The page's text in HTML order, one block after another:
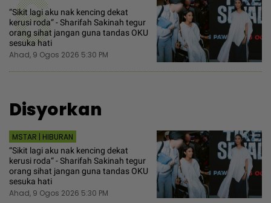
6
“Sikit lagi aku nak kencing dekat
kerusi roda“ - Sharifah Sakinah tegur
orang sihat jangan guna tandas OKU
sesuka hati
Ahad, 9 Ogos 2026 5:30 PM
Disyorkan
MSTAR | HIBURAN
“Sikit lagi aku nak kencing dekat
kerusi roda“ - Sharifah Sakinah tegur
orang sihat jangan guna tandas OKU
sesuka hati
Ahad, 9 Ogos 2026 5:30 PM